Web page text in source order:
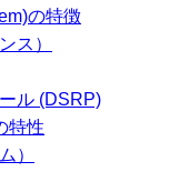
の特徴
ス）
ル (DSRP)
特性
）